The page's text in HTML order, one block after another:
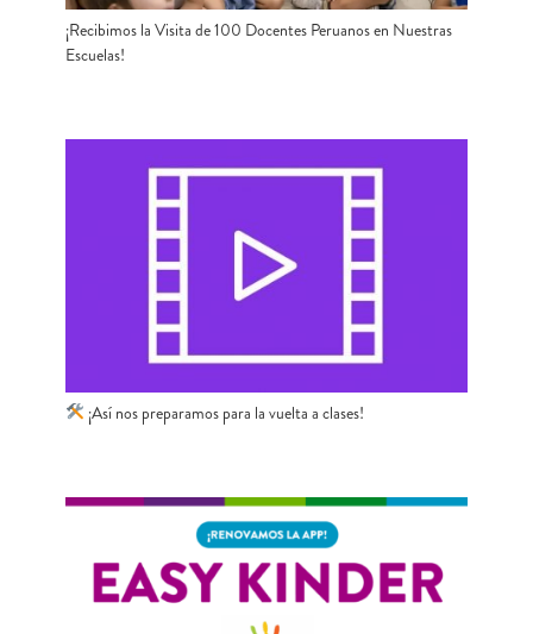
¡Recibimos la Visita de 100 Docentes Peruanos en Nuestras
Escuelas!
¡Así nos preparamos para la vuelta a clases!